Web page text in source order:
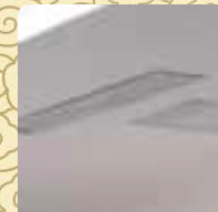
使广大干部职工初步了解